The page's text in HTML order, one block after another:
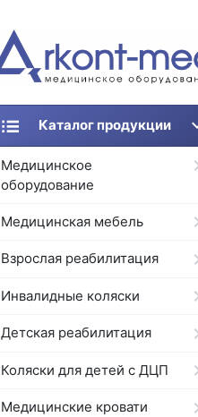
Каталог продукции
Медицинское
оборудование
Медицинская мебель
Взрослая реабилитация
Инвалидные коляски
Детская реабилитация
Коляски для детей с ДЦП
Медицинские кровати